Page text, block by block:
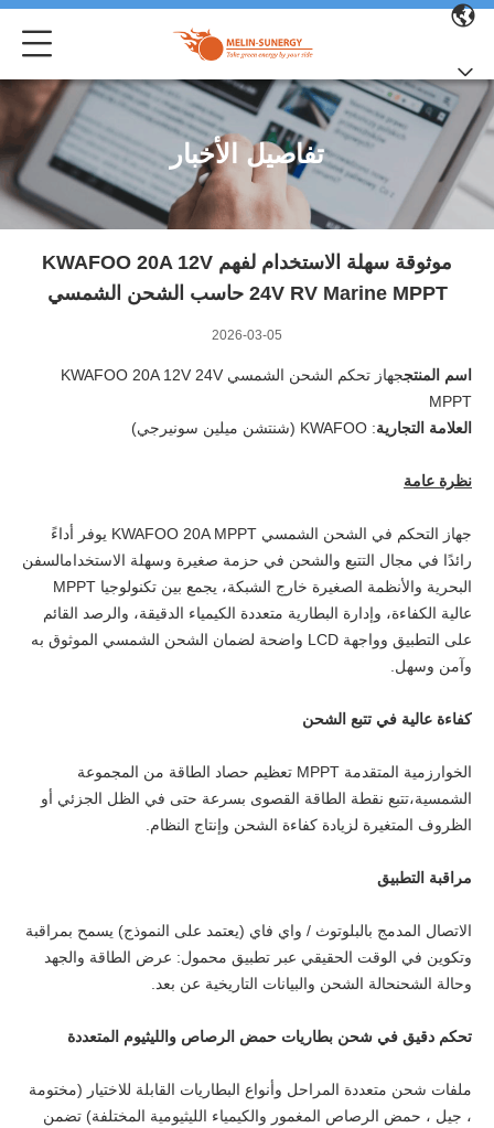
تفاصيل الأخبار
موثوقة سهلة الاستخدام لفهم KWAFOO 20A 12V
24V RV Marine MPPT حاسب الشحن الشمسي
2026-03-05
اسم المنتج
جهاز تحكم الشحن الشمسي KWAFOO 20A 12V 24V
MPPT
العلامة التجارية: KWAFOO (شنتشن ميلين سونيرجي)
نظرة عامة
جهاز التحكم في الشحن الشمسي KWAFOO 20A MPPT يوفر أداءً
رائدًا في مجال التتبع والشحن في حزمة صغيرة وسهلة الاستخدامالسفن
البحرية والأنظمة الصغيرة خارج الشبكة، يجمع بين تكنولوجيا MPPT
عالية الكفاءة، وإدارة البطارية متعددة الكيمياء الدقيقة، والرصد القائم
على التطبيق وواجهة LCD واضحة لضمان الشحن الشمسي الموثوق به
وآمن وسهل.
كفاءة عالية في تتبع الشحن
الخوارزمية المتقدمة MPPT تعظيم حصاد الطاقة من المجموعة
الشمسية،تتبع نقطة الطاقة القصوى بسرعة حتى في الظل الجزئي أو
الظروف المتغيرة لزيادة كفاءة الشحن وإنتاج النظام.
مراقبة التطبيق
الاتصال المدمج بالبلوتوث / واي فاي (يعتمد على النموذج) يسمح بمراقبة
وتكوين في الوقت الحقيقي عبر تطبيق محمول: عرض الطاقة والجهد
وحالة الشحنحالة الشحن والبيانات التاريخية عن بعد.
تحكم دقيق في شحن بطاريات حمض الرصاص والليثيوم المتعددة
ملفات شحن متعددة المراحل وأنواع البطاريات القابلة للاختيار (مختومة
، جيل ، حمض الرصاص المغمور والكيمياء الليثيومية المختلفة) تضمن